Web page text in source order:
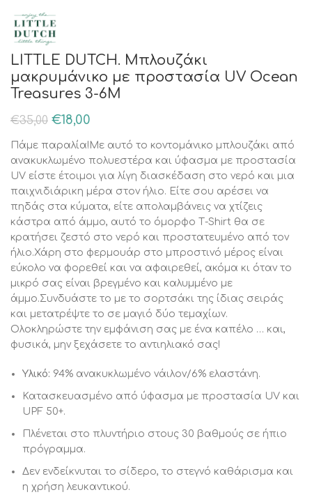
LITTLE DUTCH. Μπλουζάκι
μακρυμάνικο με προστασία UV Ocean
Treasures 3-6Μ
€35,00 €18,00
Πάμε παραλία!Με αυτό το κοντομάνικο μπλουζάκι από
ανακυκλωμένο πολυεστέρα και ύφασμα με προστασία
UV είστε έτοιμοι για λίγη διασκέδαση στο νερό και μια
παιχνιδιάρικη μέρα στον ήλιο. Είτε σου αρέσει να
πηδάς στα κύματα, είτε απολαμβάνεις να χτίζεις
κάστρα από άμμο, αυτό το όμορφο Τ-Shirt θα σε
κρατήσει ζεστό στο νερό και προστατευμένο από τον
ήλιο.Χάρη στο φερμουάρ στο μπροστινό μέρος είναι
εύκολο να φορεθεί και να αφαιρεθεί, ακόμα κι όταν το
μικρό σας είναι βρεγμένο και καλυμμένο με
άμμο.Συνδυάστε το με το σορτσάκι της ίδιας σειράς
και μετατρέψτε το σε μαγιό δύο τεμαχίων.
Ολοκληρώστε την εμφάνιση σας με ένα καπέλο … και,
φυσικά, μην ξεχάσετε το αντιηλιακό σας!
Υλικό: 94% ανακυκλωμένο νάιλον/6% ελαστάνη.
Κατασκευασμένο από ύφασμα με προστασία UV και
UPF 50+.
Πλένεται στο πλυντήριο στους 30 βαθμούς σε ήπιο
πρόγραμμα.
Δεν ενδείκνυται τo σίδερο, το στεγνό καθάρισμα και
η χρήση λευκαντικού.